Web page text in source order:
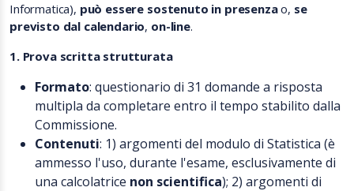
Informatica), può essere sostenuto in presenzao, se
previsto dal calendario, on-line.
1. Prova scritta strutturata
Formato: questionario di 31 domande a risposta
multipla da completare entro il tempo stabilito dalla
Commissione.
Contenuti: 1) argomenti del modulo di Statistica (è
ammesso l'uso, durante l'esame, esclusivamente di
una calcolatrice non scientifica); 2) argomenti di